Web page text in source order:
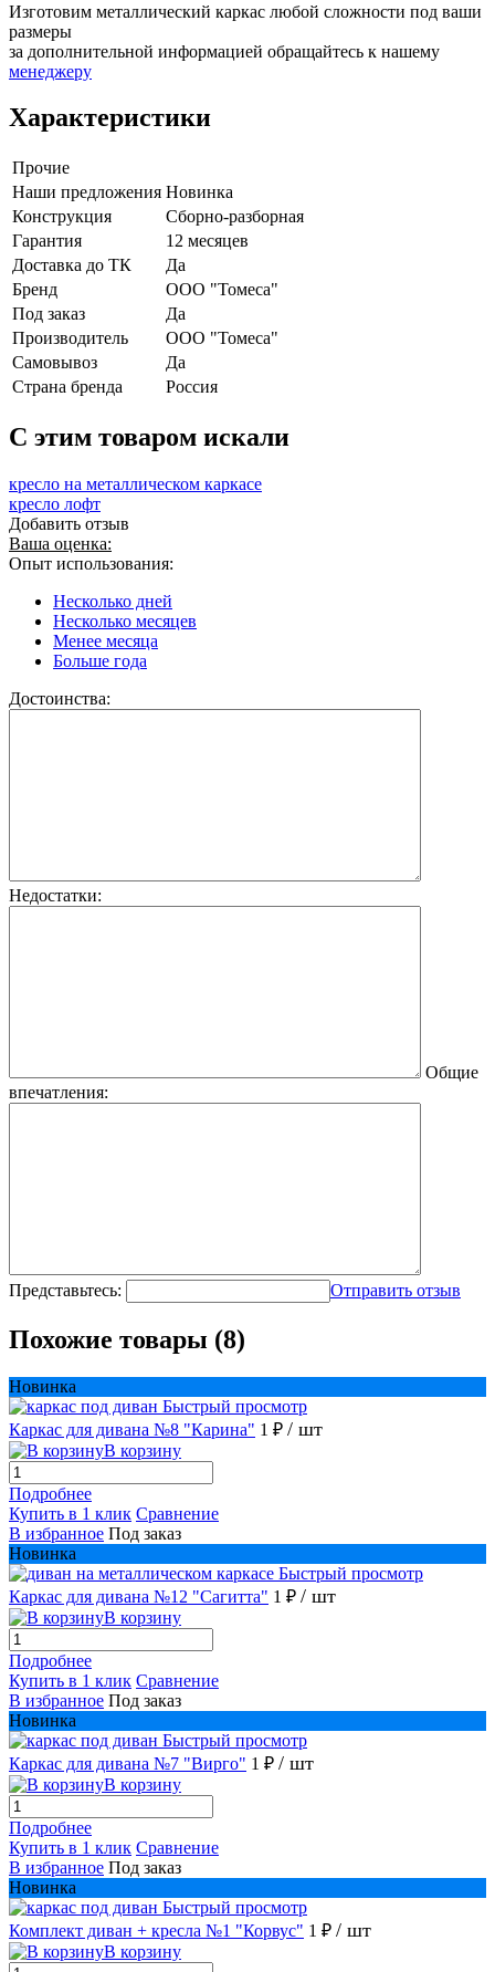
Изготовим металлический каркас любой сложности под ваши
размеры
за дополнительной информацией обращайтесь к нашему
менеджеру
Характеристики
Прочие
Наши предложения Новинка
Конструкция
Сборно-разборная
Гарантия
12 месяцев
Доставка до ТК
Да
Бренд
ООО "Томеса"
Под заказ
Да
Производитель
ООО "Томеса"
Самовывоз
Да
Страна бренда
Россия
C этим товаром искали
кресло на металлическом каркасе
кресло лофт
Добавить отзыв
Ваша оценка:
Опыт использования:
Несколько дней
Несколько месяцев
Менее месяца
Больше года
Достоинства:
Недостатки:
Общие
впечатления:
Представьтесь: Отправить отзыв
Похожие товары (8)
Новинка
Быстрый просмотр
Каркас для дивана №8 "Карина" 1 ₽ / шт
В корзину
Подробнее
Купить в 1 клик Сравнение
В избранное Под заказ
Новинка
Быстрый просмотр
Каркас для дивана №12 "Сагитта" 1 ₽ / шт
В корзину
Подробнее
Купить в 1 клик Сравнение
В избранное Под заказ
Новинка
Быстрый просмотр
Каркас для дивана №7 "Вирго" 1 ₽ / шт
В корзину
Подробнее
Купить в 1 клик Сравнение
В избранное Под заказ
Новинка
Быстрый просмотр
Комплект диван + кресла №1 "Корвус" 1 ₽ / шт
В корзину